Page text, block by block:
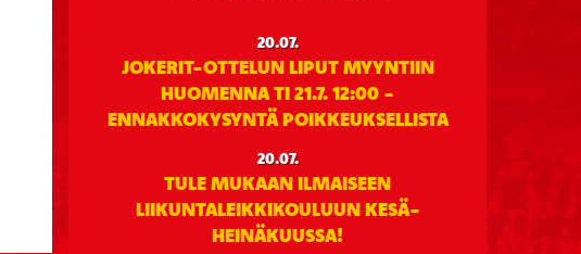
20.07.
JOKERIT-OTTELUN LIPUT MYYNTIIN
HUOMENNA TI 21.7. 12:00 -
ENNAKKOKYSYNTÄ POIKKEUKSELLISTA
20.07.
TULE MUKAAN ILMAISEEN
LIIKUNTALEIKKIKOULUUN KESÄ-
HEINÄKUUSSA!